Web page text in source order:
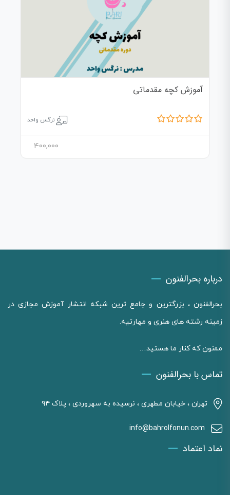
آموزش کچه مقدماتی
نرگس واحد
400,000
درباره بحرالفنون
بحرالفنون ، بزرگترین و جامع ترین شبکه انتشار آموزش مجازی در
زمینه رشته های هنری و مهارتیه.
ممنون که کنار ما هستید…
تماس با بحرالفنون
تهران ، خیابان مطهری ، نرسیده به سهروردی ، پلاک ۹۴
info@bahrolfonun.com
نماد اعتماد